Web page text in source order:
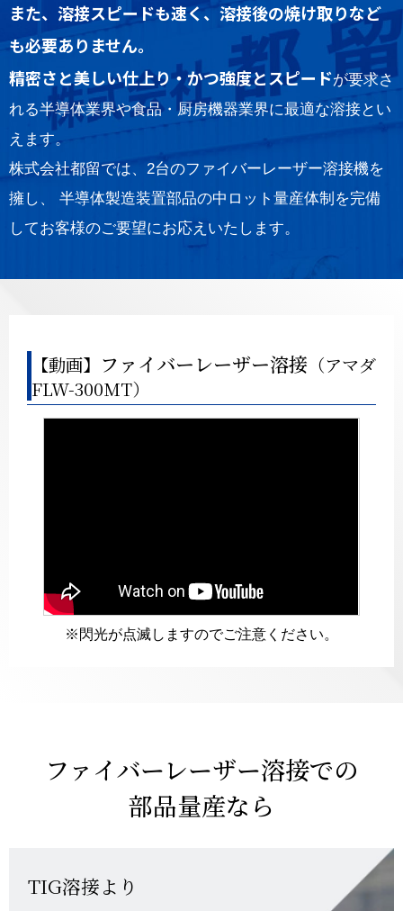
また、溶接スピードも速く、溶接後の焼け取りなど
も必要ありません。
精密さと美しい仕上り・かつ強度とスピードが要求さ
れる半導体業界や食品・厨房機器業界に最適な溶接とい
えます。
株式会社都留では、2台のファイバーレーザー溶接機を
擁し、
半導体製造装置部品の中ロット量産体制を完備
してお客様のご要望にお応えいたします。
【動画】 ファイバーレーザー溶接 （アマダ
FLW-300MT）
※閃光が点滅しますのでご注意ください。
ファイバーレーザー溶接での
部品量産なら
TIG溶接より